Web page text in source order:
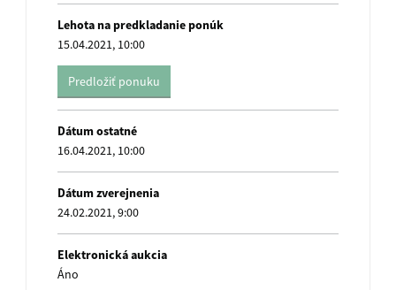
Lehota na predkladanie ponúk
15.04.2021, 10:00
Predložiť ponuku
Dátum ostatné
16.04.2021, 10:00
Dátum zverejnenia
24.02.2021, 9:00
Elektronická aukcia
Áno